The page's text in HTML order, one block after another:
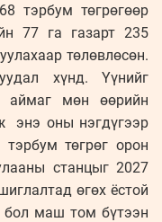
тэрбум төгрөгөөр
77 га газарт 235
төлөвлөсөн.
хүнд. Үүнийг
аймаг мөн өөрийн
энэ оны нэгдүгээр
төгрөг орон
станцыг 2027
өгөх ёстой
бол маш том бүтээн